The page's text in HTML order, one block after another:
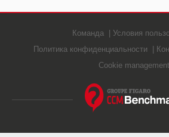
Команда
Условия
Политика конфиденциальности
Cookie management